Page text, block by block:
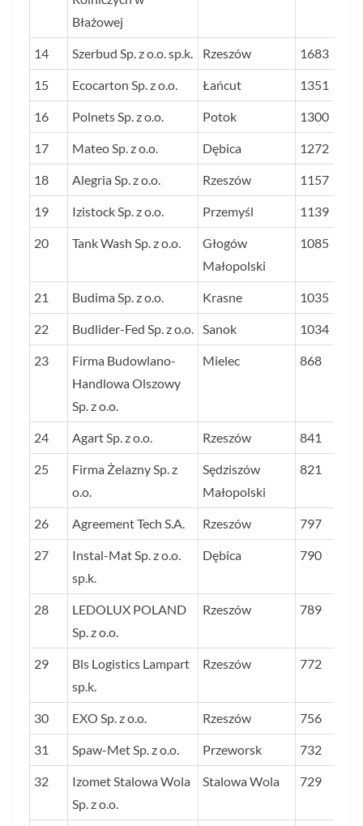
Błażowej
14 Szerbud Sp. z o.o. sp.k. Rzeszów 1683
15 Ecocarton Sp. z o.o. Łańcut 1351
16 Polnets Sp. z o.o. Potok 1300
17 Mateo Sp. z o.o. Dębica 1272
18 Alegria Sp. z o.o. Rzeszów 1157
19 Izistock Sp. z o.o. Przemyśl 1139
20 Tank Wash Sp. z o.o.
Głogów
Małopolski
1085
21 Budima Sp. z o.o. Krasne 1035
22 Budlider-Fed Sp. z o.o. Sanok 1034
23
Firma Budowlano-
Handlowa Olszowy
Sp. z o.o.
Mielec 868
24 Agart Sp. z o.o. Rzeszów 841
25
Firma Żelazny Sp. z
o.o.
Sędziszów
Małopolski
821
26 Agreement Tech S.A. Rzeszów 797
27
Instal-Mat Sp. z o.o.
sp.k.
Dębica 790
28
LEDOLUX POLAND
Sp. z o.o.
Rzeszów 789
29
Bls Logistics Lampart
sp.k.
Rzeszów 772
30 EXO Sp. z o.o. Rzeszów 756
31 Spaw-Met Sp. z o.o. Przeworsk 732
32
Izomet Stalowa Wola
Sp. z o.o.
Stalowa Wola 729